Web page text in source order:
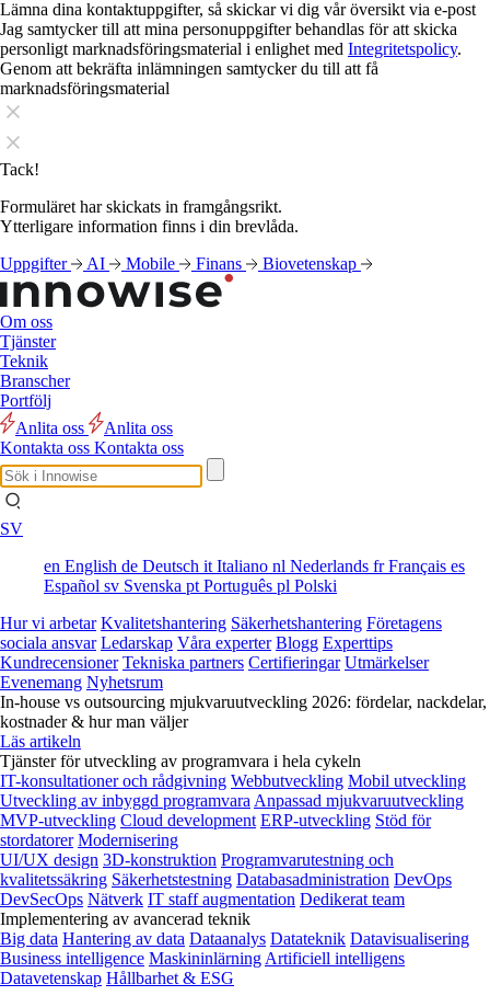
Lämna dina kontaktuppgifter, så skickar vi dig vår översikt via e-post
Jag samtycker till att mina personuppgifter behandlas för att skicka
personligt marknadsföringsmaterial i enlighet med Integritetspolicy.
Genom att bekräfta inlämningen samtycker du till att få
marknadsföringsmaterial
Tack!
Formuläret har skickats in framgångsrikt.
Ytterligare information finns i din brevlåda.
Uppgifter
AI Mobile Finans Biovetenskap
Om oss
Tjänster
Teknik
Branscher
Portfölj
Anlita oss
Anlita oss
Kontakta oss Kontakta oss
SV
en English de Deutsch it Italiano nl Nederlands frFrançais es
Español sv Svenska pt Português pl Polski
Hur vi arbetar Kvalitetshantering Säkerhetshantering Företagens
sociala ansvar Ledarskap Våra experter Blogg Experttips
Kundrecensioner Tekniska partners Certifieringar Utmärkelser
Evenemang Nyhetsrum
In-house vs outsourcing mjukvaruutveckling 2026: fördelar, nackdelar,
kostnader & hur man väljer
Läs artikeln
Tjänster för utveckling av programvara i hela cykeln
IT-konsultationer och rådgivning Webbutveckling Mobil utveckling
Utveckling av inbyggd programvara Anpassad mjukvaruutveckling
MVP-utveckling Cloud development ERP-utveckling Stöd för
stordatorer Modernisering
UI/UX design 3D-konstruktion Programvarutestning och
kvalitetssäkring Säkerhetstestning Databasadministration DevOps
DevSecOps Nätverk IT staff augmentation Dedikerat team
Implementering av avancerad teknik
Big data Hantering av data Dataanalys Datateknik Datavisualisering
Business intelligence Maskininlärning Artificiell intelligens
Datavetenskap Hållbarhet & ESG